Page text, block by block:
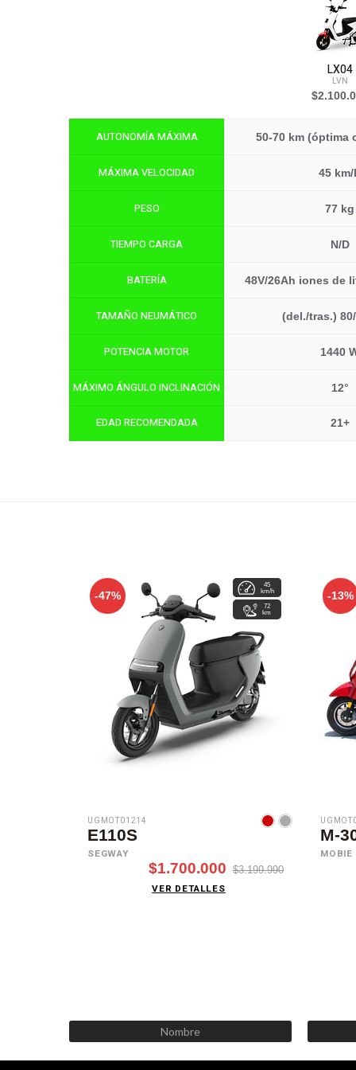
AUTONOMÍA MÁXIMA
MÁXIMA VELOCIDAD
PESO
TIEMPO CARGA
BATERÍA
TAMAÑO NEUMÁTICO
POTENCIA MOTOR
MÁXIMO ÁNGULO INCLINACIÓN
EDAD RECOMENDADA
LX04
LVN
50-70 km (óptima
45
77 kg
N/D
48V/26Ah iones de
(del./tras.)
1440
12°
21+
-47%
4
hrs
45
km/h
72
km
UGMOT01214
E110S
SEGWAY
$1.700.000 $3.199.990
VER DETALLES
-13%
M-
MOBIE